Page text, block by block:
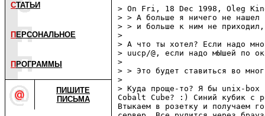
СТАТЬИ
П ЕРСОНАЛЬНОЕ
П РОГРАММЫ
ПИШИТЕ
ПИСЬМА
> On Fri, 18 Dec 1998, Oleg
> > А больше я ничего не нашел
> > и больше к ним не
>
> А что ты хотел? Если надо
> uucp/@, если надо мЫшей по
>
> > Это будет ставиться во
>
> Куда проще-то? Я бы unix-box
Cobalt Cube? :) Синий кубик с
Втыкаем в розетку и получаем